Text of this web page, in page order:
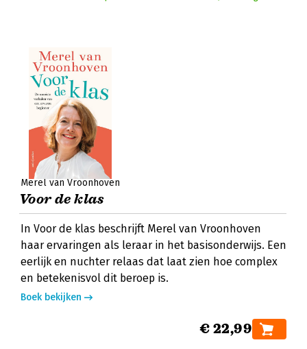
Merel van Vroonhoven
Voor de klas
In Voor de klas beschrijft Merel van Vroonhoven
haar ervaringen als leraar in het basisonderwijs. Een
eerlijk en nuchter relaas dat laat zien hoe complex
en betekenisvol dit beroep is.
Boek bekijken
€ 22,99